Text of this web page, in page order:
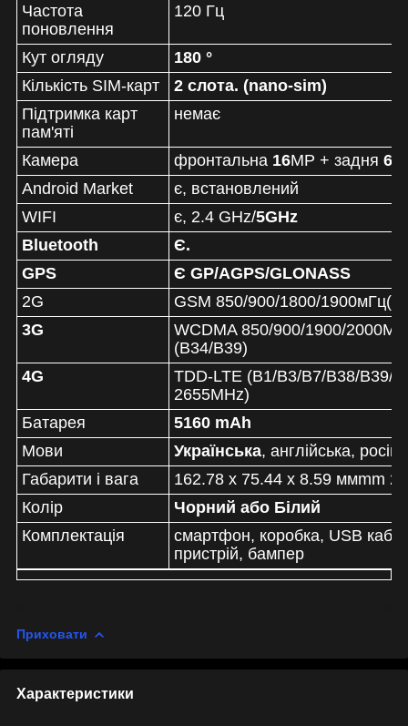
Частота
поновлення
120 Гц
Кут огляду
180 °
Кількість SIM-карт
2 слота. (nano-sim)
Підтримка карт
пам'яті
немає
Камера фронтальна 16MP + задня
Android Market
є, встановлений
WIFI
є, 2.4 GHz/5GHz
Bluetooth
Є.
GPS
Є GP/AGPS/GLONASS
2G
GSM 850/900/1800/
3G
WCDMA 850/900/1900/
(B34/B39)
4G
TDD-LTE (B1/B3/B7/B38/B39/
2655MHz)
Батарея
5160 mAh
Мови
Українська, англійська,
Габарити і вага
162.78 x 75.44 x 8.59 ммmm
Колір
Чорний або Білий
Комплектація
смартфон, коробка, USB
пристрій, бампер
Приховати
Характеристики